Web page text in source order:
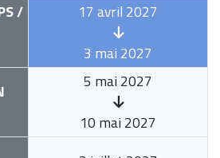
/
17 avril 2027
3 mai 2027
5 mai 2027
10 mai 2027